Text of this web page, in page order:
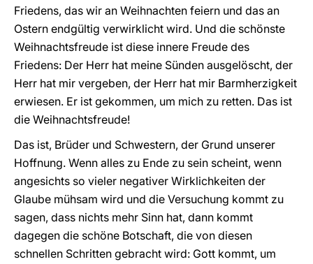
Friedens, das wir an Weihnachten feiern und das an
Ostern endgültig verwirklicht wird. Und die schönste
Weihnachtsfreude ist diese innere Freude des
Friedens: Der Herr hat meine Sünden ausgelöscht, der
Herr hat mir vergeben, der Herr hat mir Barmherzigkeit
erwiesen. Er ist gekommen, um mich zu retten. Das ist
die Weihnachtsfreude!
Das ist, Brüder und Schwestern, der Grund unserer
Hoffnung. Wenn alles zu Ende zu sein scheint, wenn
angesichts so vieler negativer Wirklichkeiten der
Glaube mühsam wird und die Versuchung kommt zu
sagen, dass nichts mehr Sinn hat, dann kommt
dagegen die schöne Botschaft, die von diesen
schnellen Schritten gebracht wird: Gott kommt, um